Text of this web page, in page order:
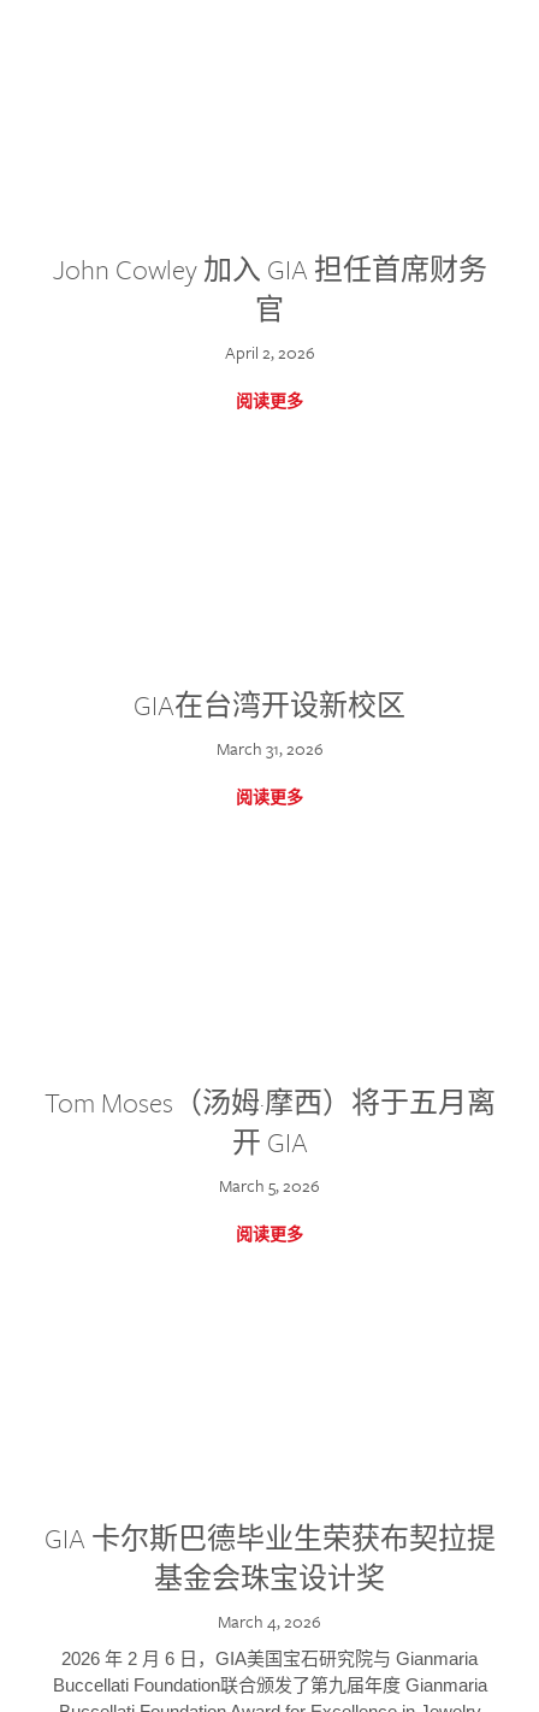
John Cowley 加入 GIA 担任首席财务
官
April 2, 2026
阅读更多
GIA在台湾开设新校区
March 31, 2026
阅读更多
Tom Moses（汤姆·摩西）将于五月离
开 GIA
March 5, 2026
阅读更多
GIA 卡尔斯巴德毕业生荣获布契拉提
基金会珠宝设计奖
March 4, 2026
2026 年 2 月 6 日，GIA美国宝石研究院与 Gianmaria
Buccellati Foundation联合颁发了第九届年度 Gianmaria